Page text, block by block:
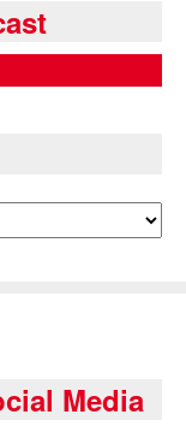
Media